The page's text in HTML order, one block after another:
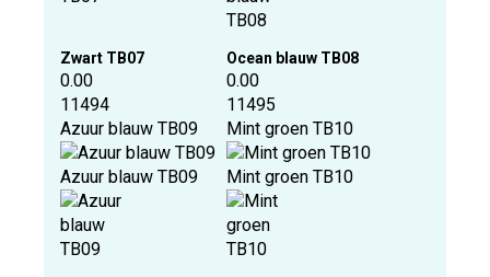
Zwart TB07 Ocean blauw TB08
0.00
11494
Azuur blauw TB09
Azuur blauw TB09
0.00
11495
Mint groen TB10
Mint groen TB10